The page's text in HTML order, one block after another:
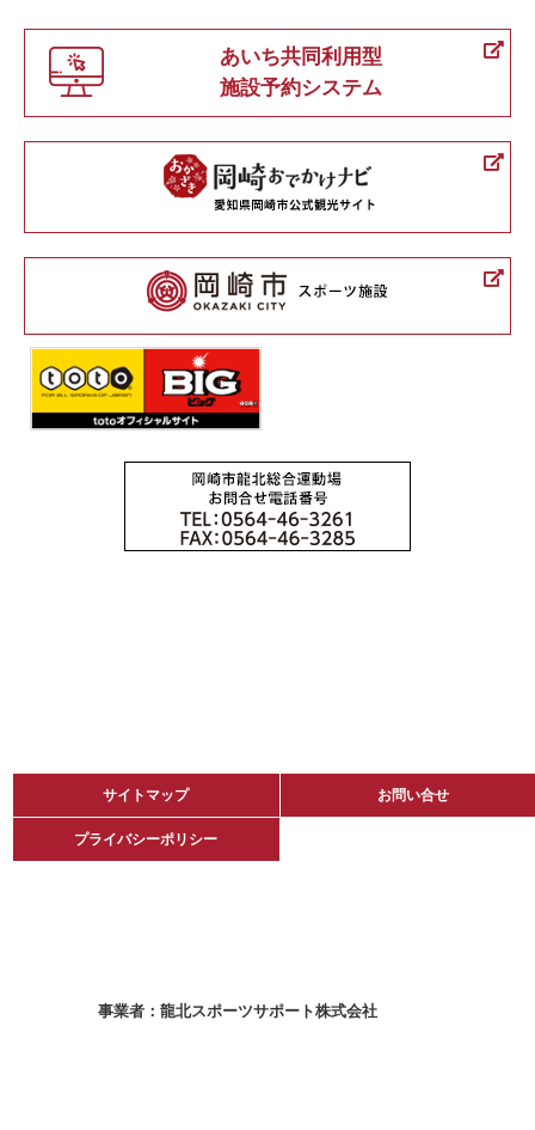
あいち共同利用型
施設予約システム
サイトマップ お問い合せ
プライバシーポリシー
サイトマップ お問い合せ
プライバシーポリシー
龍北スポーツサポート株式会社